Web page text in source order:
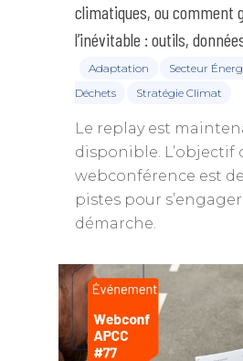
climatiques, ou comment
l’inévitable : outils,
Adaptation
Secteur
Déchets
Stratégie Climat
Le replay est
disponible. L’objectif
webconférence est
pistes pour
démarche.